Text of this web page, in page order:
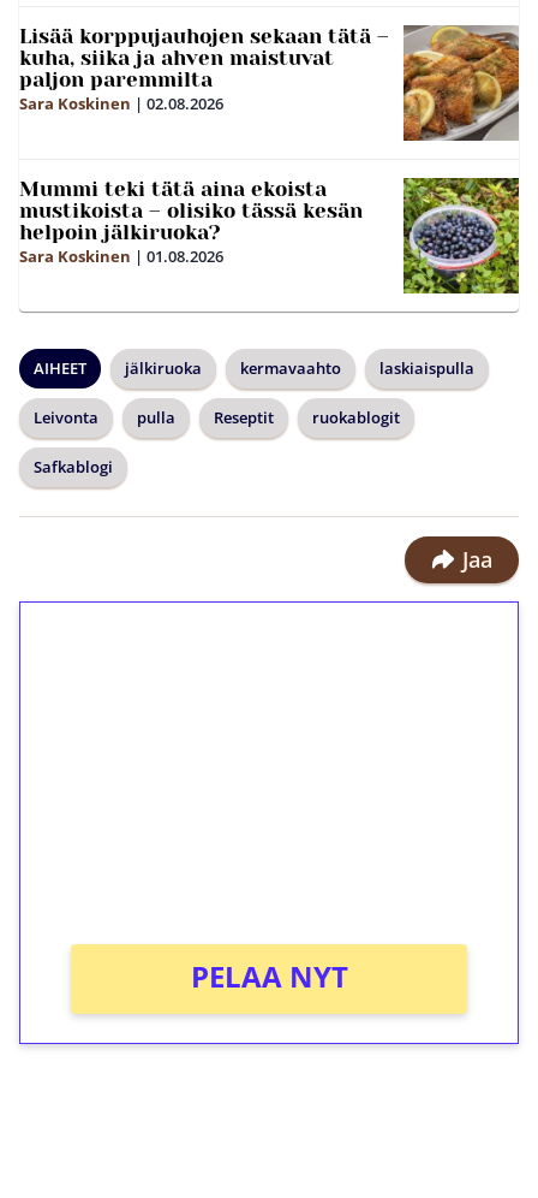
Lisää korppujauhojen sekaan tätä –
kuha, siika ja ahven maistuvat
paljon paremmilta
Sara Koskinen | 02.08.2026
Mummi teki tätä aina ekoista
mustikoista – olisiko tässä kesän
helpoin jälkiruoka?
Sara Koskinen | 01.08.2026
AIHEET jälkiruoka kermavaahto laskiaispulla
Leivonta pulla Reseptit ruokablogit
Safkablogi
Jaa
PELAA NYT